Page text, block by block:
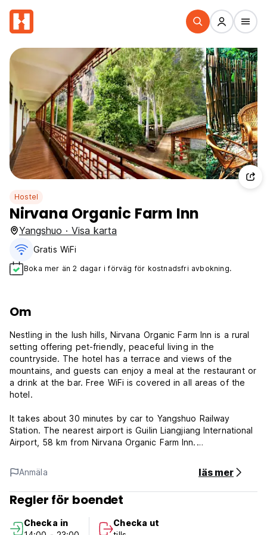
Hostel
Nirvana Organic Farm Inn
Yangshuo · Visa karta
Gratis WiFi
Boka mer än 2 dagar i förväg för kostnadsfri avbokning.
Om
Nestling in the lush hills, Nirvana Organic Farm Inn is a rural
setting offering pet-friendly, peaceful living in the
countryside. The hotel has a terrace and views of the
mountains, and guests can enjoy a meal at the restaurant or
a drink at the bar. Free WiFi is covered in all areas of the
hotel.
It takes about 30 minutes by car to Yangshuo Railway
Station. The nearest airport is Guilin Liangjiang International
Airport, 58 km from Nirvana Organic Farm Inn.
Each guestroom here are abundant in natural light and
offers beautiful views of the green mountain or the luxuriant
garden. A cable TV, a working desk and a closet are set in
each unit. There is an en suite bathroom, where you may
Anmäla läs mer
Regler för boendet
Checka in
Checka ut